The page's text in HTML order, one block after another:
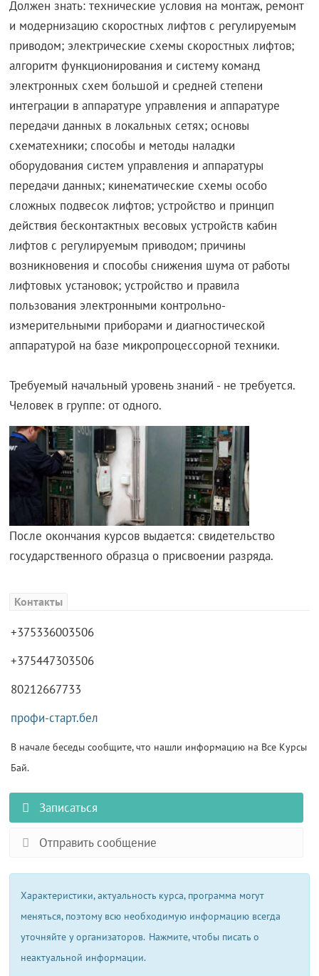
Должен знать: технические условия на монтаж, ремонт
и модернизацию скоростных лифтов с регулируемым
приводом; электрические схемы скоростных лифтов;
алгоритм функционирования и систему команд
электронных схем большой и средней степени
интеграции в аппаратуре управления и аппаратуре
передачи данных в локальных сетях; основы
схематехники; способы и методы наладки
оборудования систем управления и аппаратуры
передачи данных; кинематические схемы особо
сложных подвесок лифтов; устройство и принцип
действия бесконтактных весовых устройств кабин
лифтов с регулируемым приводом; причины
возникновения и способы снижения шума от работы
лифтовых установок; устройство и правила
пользования электронными контрольно-
измерительными приборами и диагностической
аппаратурой на базе микропроцессорной техники.
Требуемый начальный уровень знаний - не требуется.
Человек в группе: от одного.
После окончания курсов выдается: свидетельство
государственного образца о присвоении разряда.
Контакты
+375336003506
+375447303506
80212667733
профи-старт.бел
В начале беседы сообщите, что нашли информацию на Все Курсы
Бай.
Записаться
Отправить сообщение
Характеристики, актуальность курса, программа могут
меняться, поэтому всю необходимую информацию всегда
уточняйте у организаторов. Нажмите, чтобы писать о
неактуальной информации.